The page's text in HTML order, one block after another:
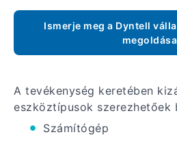
Ismerje meg a Dyntell
A tevékenység keretében
eszköztípusok szerezhetőek
Számítógép